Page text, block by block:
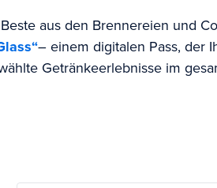
aus den Brennereien und
– einem digitalen Pass, der
Getränkeerlebnisse im